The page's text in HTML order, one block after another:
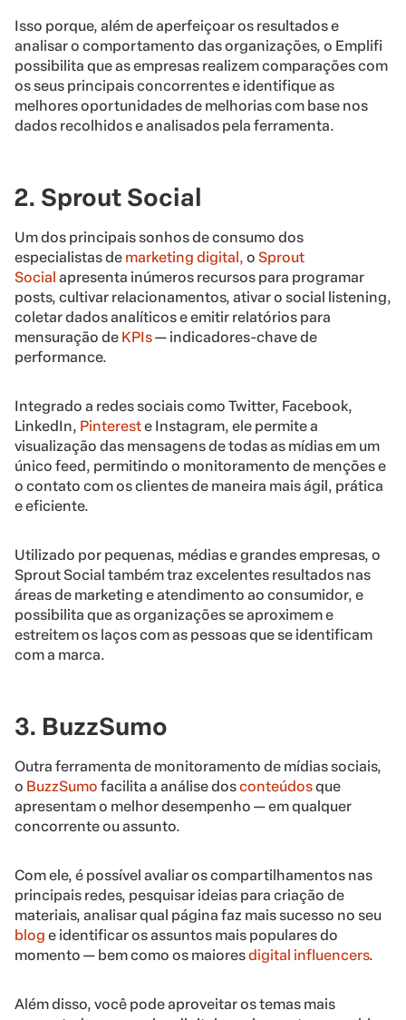
Isso porque, além de aperfeiçoar os resultados e
analisar o comportamento das organizações, o Emplifi
possibilita que as empresas realizem comparações com
os seus principais concorrentes e identifique as
melhores oportunidades de melhorias com base nos
dados recolhidos e analisados pela ferramenta.
2. Sprout Social
Um dos principais sonhos de consumo dos
especialistas de marketing digital, o Sprout
Social apresenta inúmeros recursos para programar
posts, cultivar relacionamentos, ativar o social listening,
coletar dados analíticos e emitir relatórios para
mensuração de KPIs— indicadores-chave de
performance.
Integrado a redes sociais como Twitter, Facebook,
LinkedIn, Pintereste Instagram, ele permite a
visualização das mensagens de todas as mídias em um
único feed, permitindo o monitoramento de menções e
o contato com os clientes de maneira mais ágil, prática
e eficiente.
Utilizado por pequenas, médias e grandes empresas, o
Sprout Social também traz excelentes resultados nas
áreas de marketing e atendimento ao consumidor, e
possibilita que as organizações se aproximem e
estreitem os laços com as pessoas que se identificam
com a marca.
3. BuzzSumo
Outra ferramenta de monitoramento de mídias sociais,
o BuzzSumo facilita a análise dosconteúdosque
apresentam o melhor desempenho — em qualquer
concorrente ou assunto.
Com ele, é possível avaliar os compartilhamentos nas
principais redes, pesquisar ideias para criação de
materiais, analisar qual página faz mais sucesso no seu
blog e identificar os assuntos mais populares do
momento — bem como os maioresdigital influencers.
Além disso, você pode aproveitar os temas mais